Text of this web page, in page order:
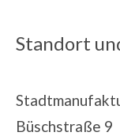
Standort
Büschstraße 9